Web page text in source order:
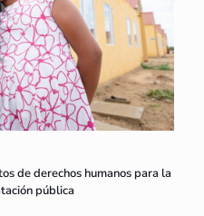
de derechos humanos para la
pública